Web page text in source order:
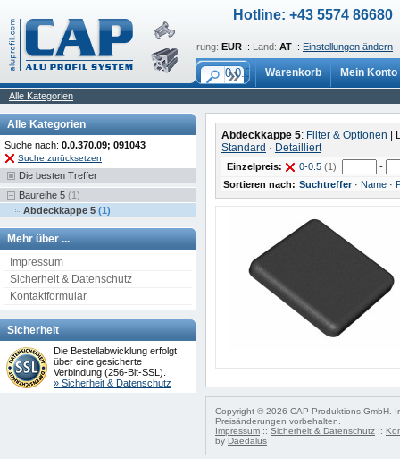
Hotline: +43 5574 86680
Sprache: de:: Währung: EUR :: Land: AT :: Einstellungen ändern
Warenkorb Mein Konto
Alle Kategorien
Alle Kategorien
Suche nach: 0.0.370.09; 091043
Suche zurücksetzen
Die besten Treffer
Baureihe 5 (1)
Abdeckkappe 5 (1)
Mehr über ...
Impressum
Sicherheit & Datenschutz
Kontaktformular
Sicherheit
Die Bestellabwicklung erfolgt
über eine gesicherte
Verbindung (256-Bit-SSL).
» Sicherheit & Datenschutz
Abdeckkappe 5: Filter & Optionen |
Standard · Detailliert
Einzelpreis: 0-0.5 (1)
-
Sortieren nach: Suchtreffer· Name ·
Copyright © 2026 CAP Produktions GmbH.
Preisänderungen vorbehalten.
Impressum :: Sicherheit & Datenschutz ::
by Daedalus